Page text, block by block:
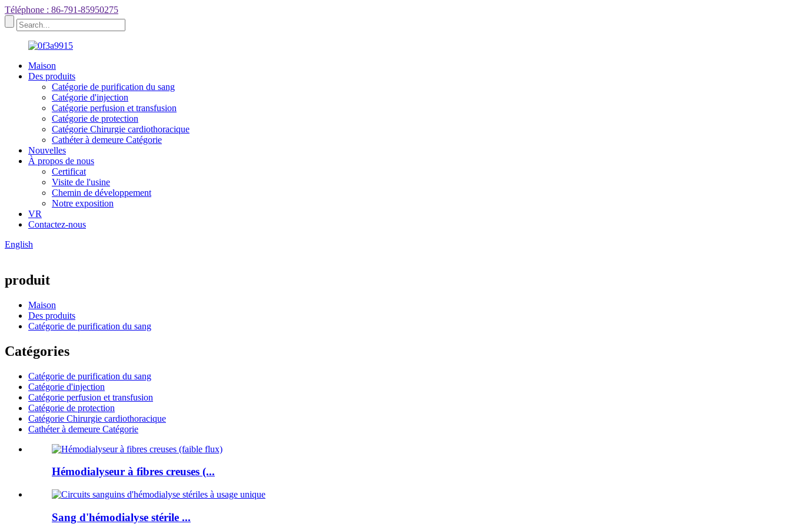
Téléphone : 86-791-85950275
Maison
Des produits
Catégorie de purification du sang
Catégorie d'injection
Catégorie perfusion et transfusion
Catégorie de protection
Catégorie Chirurgie cardiothoracique
Cathéter à demeure Catégorie
Nouvelles
À propos de nous
Certificat
Visite de l'usine
Chemin de développement
Notre exposition
VR
Contactez-nous
English
produit
Maison
Des produits
Catégorie de purification du sang
Catégories
Catégorie de purification du sang
Catégorie d'injection
Catégorie perfusion et transfusion
Catégorie de protection
Catégorie Chirurgie cardiothoracique
Cathéter à demeure Catégorie
Hémodialyseur à fibres creuses (...
Sang d'hémodialyse stérile ...